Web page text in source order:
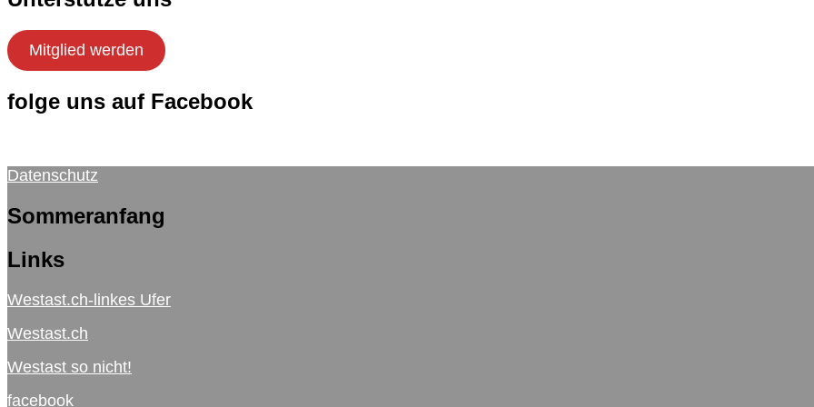
Mitglied werden
folge uns auf Facebook
Datenschutz
Sommeranfang
Links
Westast.ch-linkes Ufer
Westast.ch
Westast so nicht!
facebook